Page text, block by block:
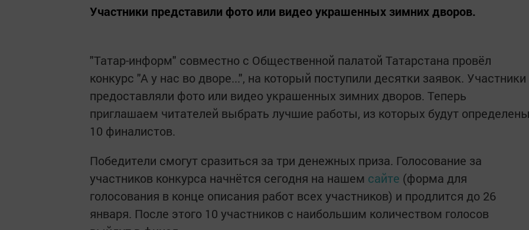
Участники представили фото или видео украшенных зимних дворов.
"Татар-информ" совместно с Общественной палатой Татарстана провёл
конкурс "А у нас во дворе...", на который поступили десятки заявок. Участники
предоставляли фото или видео украшенных зимних дворов. Теперь
приглашаем читателей выбрать лучшие работы, из которых будут
10 финалистов.
Победители смогут сразиться за три денежных приза. Голосование за
участников конкурса начнётся сегодня на нашем сайте (форма для
голосования в конце описания работ всех участников) и продлится до 26
января. После этого 10 участников с наибольшим количеством голосов